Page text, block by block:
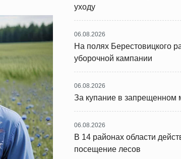
уходу
06.08.2026
На полях Берестовицкого
уборочной кампании
06.08.2026
За купание в запрещенном
06.08.2026
В 14 районах области
посещение лесов